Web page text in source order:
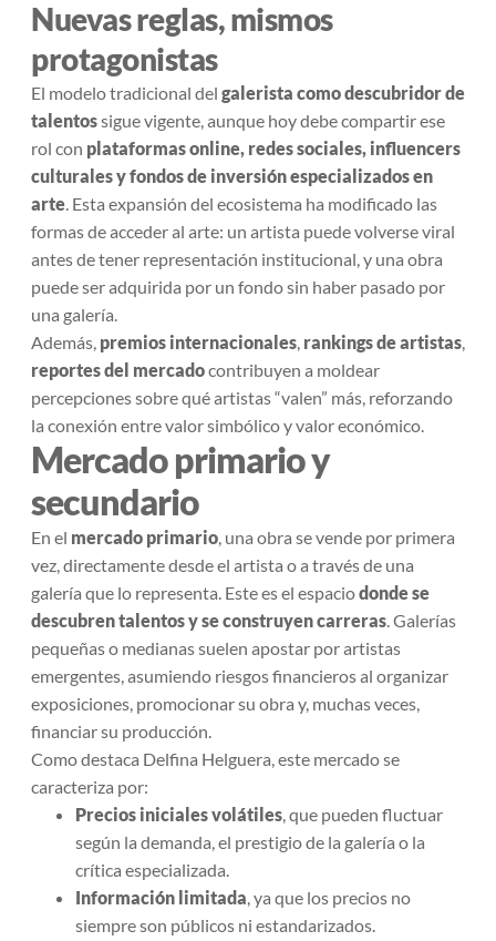
Nuevas reglas, mismos
protagonistas
El modelo tradicional del galerista como descubridor de
talentossigue vigente, aunque hoy debe compartir ese
rol con plataformas online, redes sociales, influencers
culturales y fondos de inversión especializados en
arte. Esta expansión del ecosistema ha modificado las
formas de acceder al arte: un artista puede volverse viral
antes de tener representación institucional, y una obra
puede ser adquirida por un fondo sin haber pasado por
una galería.
Además, premios internacionales, rankings de artistas,
reportes del mercadocontribuyen a moldear
percepciones sobre qué artistas “valen” más, reforzando
la conexión entre valor simbólico y valor económico.
Mercado primario y
secundario
En el mercado primario, una obra se vende por primera
vez, directamente desde el artista o a través de una
galería que lo representa. Este es el espaciodonde se
descubren talentos y se construyen carreras. Galerías
pequeñas o medianas suelen apostar por artistas
emergentes, asumiendo riesgos financieros al organizar
exposiciones, promocionar su obra y, muchas veces,
financiar su producción.
Como destaca Delfina Helguera, este mercado se
caracteriza por:
Precios iniciales volátiles, que pueden fluctuar
según la demanda, el prestigio de la galería o la
crítica especializada.
Información limitada, ya que los precios no
siempre son públicos ni estandarizados.